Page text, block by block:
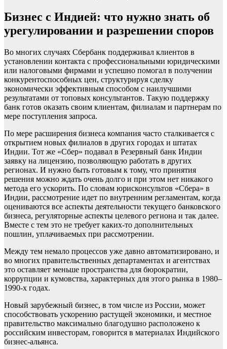
Бизнес с Индией: что нужно знать об
урегулировании и разрешении споров
Во многих случаях Сбербанк поддерживал клиентов в
установлении контакта с профессиональными юридическими
или налоговыми фирмами и успешно помогал в получении
конкурентоспособных цен, структурируя сделку
экономически эффективным способом с наилучшими
результатами от топовых консультантов. Такую поддержку
банк готов оказать своим клиентам, филиалам и партнерам по
мере поступления запроса.
По мере расширения бизнеса компания часто сталкивается с
открытием новых филиалов в других городах и штатах
Индии. Тот же «Сбер» подавал в Резервный банк Индии
заявку на лицензию, позволяющую работать в других
регионах. И нужно быть готовым к тому, что принятия
решения можно ждать очень долго и при этом нет никакого
метода его ускорить. По словам юрисконсультов «Сбера» в
Индии, рассмотрение идет по внутренним регламентам, когда
оцениваются все аспекты деятельности текущего банковского
бизнеса, регуляторные аспекты целевого региона и так далее.
Вместе с тем это не требует каких-то дополнительных
пошлин, уплачиваемых при рассмотрении.
Между тем немало процессов уже давно автоматизировано, и
во многих правительственных департаментах и агентствах
это оставляет меньше пространства для бюрократии,
коррупции и кумовства, характерных для этого рынка в 1980–
1990-х годах.
Новый зарубежный бизнес, в том числе из России, может
способствовать ускорению растущей экономики, и местное
правительство максимально благодушно расположено к
российским инвесторам, говорится в материалах Индийского
бизнес-альянса.